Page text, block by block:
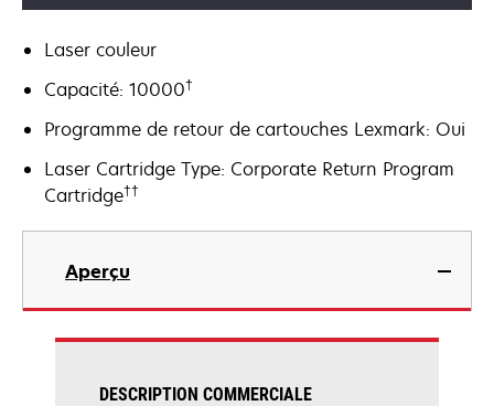
Laser couleur
Capacité: 10000†
Programme de retour de cartouches Lexmark: Oui
Laser Cartridge Type: Corporate Return Program
Cartridge††
Aperçu
DESCRIPTION COMMERCIALE